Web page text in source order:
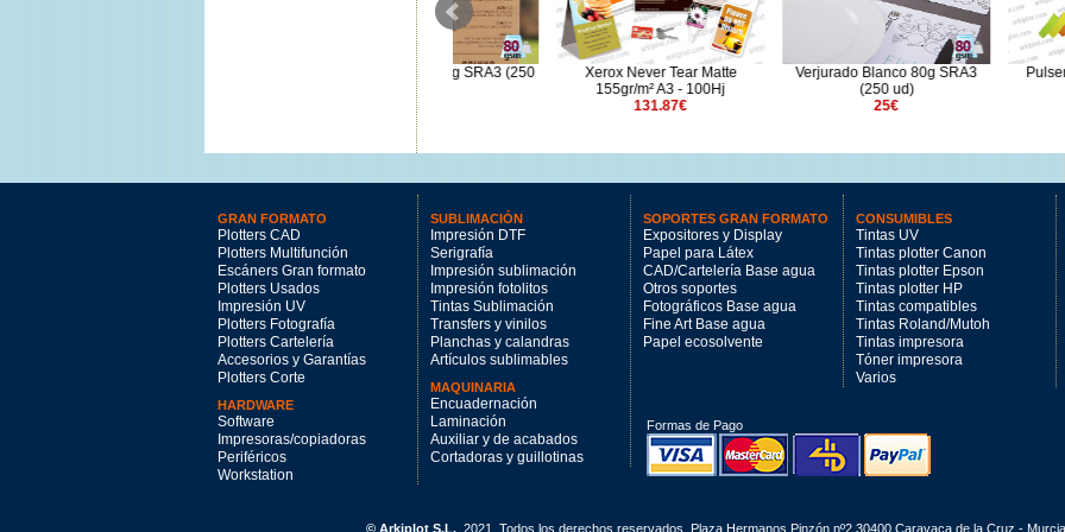
Verjurado Kraft 80g SRA3 (250
Xerox Never Tear Matte
155gr/m² A3 - 100Hj
Verjurado Blanco 80g SRA3
Pulsera
GRAN FORMATO
Plotters CAD
Plotters Multifunción
Escáners Gran formato
Plotters Usados
Impresión UV
Plotters Fotografía
Plotters Cartelería
Accesorios y Garantías
Plotters Corte
HARDWARE
Software
Impresoras/copiadoras
Periféricos
Workstation
SUBLIMACIÓN
Impresión DTF
Serigrafía
Impresión sublimación
Impresión fotolitos
Tintas Sublimación
Transfers y vinilos
Planchas y calandras
Artículos sublimables
MAQUINARIA
Encuadernación
Laminación
Auxiliar y de acabados
Cortadoras y guillotinas
SOPORTES GRAN FORMATO
Expositores y Display
Papel para Látex
CAD/Cartelería Base agua
Otros soportes
Fotográficos Base agua
Fine Art Base agua
Papel ecosolvente
CONSUMIBLES
Tintas UV
Tintas plotter Canon
Tintas plotter Epson
Tintas plotter HP
Tintas compatibles
Tintas Roland/Mutoh
Tintas impresora
Tóner impresora
Varios
Formas de Pago
© Arkiplot S.L., 2021. Todos los derechos reservados. Plaza Hermanos Pinzón nº2 30400 Caravaca de la Cruz -